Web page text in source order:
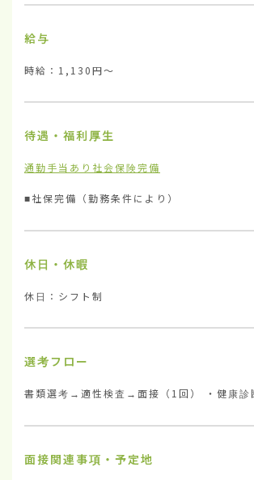
給与
時給：1,130円〜
待遇・福利厚生
通勤手当あり 社会保険完備
■社保完備（勤務条件により）
休日・休暇
休日：シフト制
選考フロー
書類選考→適性検査→面接（1回） ・健康
面接関連事項・予定地